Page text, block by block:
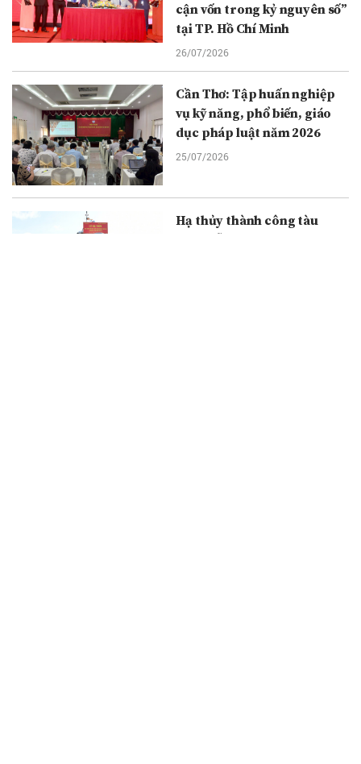
cận vốn trong kỷ nguyên số”
tại TP. Hồ Chí Minh
26/07/2026
Cần Thơ: Tập huấn nghiệp
vụ kỹ năng, phổ biến, giáo
dục pháp luật năm 2026
25/07/2026
Hạ thủy thành công tàu